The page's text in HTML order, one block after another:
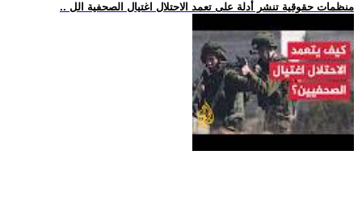
.. منظمات حقوقية تنشر أدلة على تعمد الاحتلال اغتيال الصحفية الل